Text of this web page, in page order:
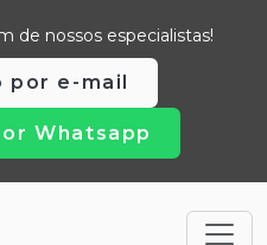
de nossos especialistas!
por e-mail
Whatsapp